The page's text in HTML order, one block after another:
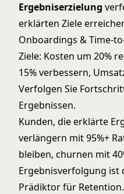
Ergebniserzielung
erklärten Ziele
Onboardings & Time-
Ziele: Kosten um 20%
15% verbessern,
Verfolgen Sie
Ergebnissen.
Kunden, die erklärte
verlängern mit 95%+
bleiben, churnen mit
Ergebnisverfolgung ist
Prädiktor für Retention.